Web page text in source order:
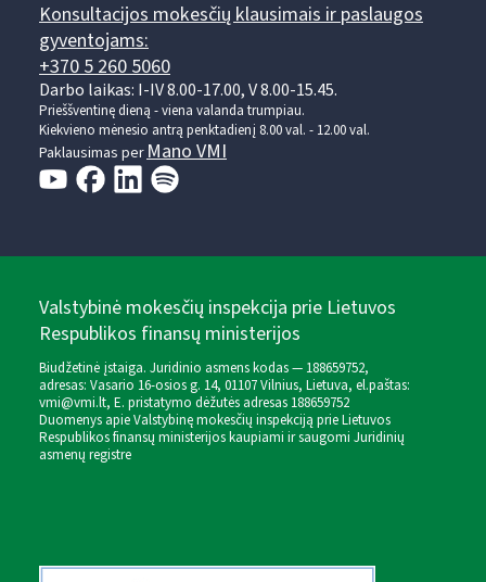
Konsultacijos mokesčių klausimais ir paslaugos
gyventojams:
+370 5 260 5060
Darbo laikas: I-IV 8.00-17.00, V 8.00-15.45.
Prieššventinę dieną - viena valanda trumpiau.
Kiekvieno mėnesio antrą penktadienį 8.00 val. - 12.00 val.
Paklausimas perMano VMI
Valstybinė mokesčių inspekcija prie Lietuvos
Respublikos finansų ministerijos
Biudžetinė įstaiga. Juridinio asmens kodas — 188659752,
adresas: Vasario 16-osios g. 14, 01107 Vilnius, Lietuva, el.paštas:
vmi@vmi.lt, E. pristatymo dėžutės adresas 188659752
Duomenys apie Valstybinę mokesčių inspekciją prie Lietuvos
Respublikos finansų ministerijos kaupiami ir saugomi Juridinių
asmenų registre